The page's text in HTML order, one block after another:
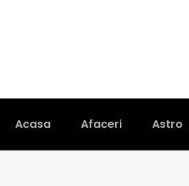
Acasa Afaceri Astro
Aloe Vera
corect?